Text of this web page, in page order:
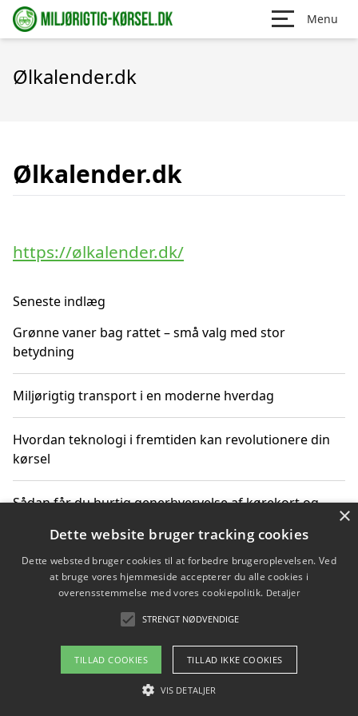
Menu
Ølkalender.dk
Ølkalender.dk
https://ølkalender.dk/
Seneste indlæg
Grønne vaner bag rattet – små valg med stor
betydning
Miljørigtig transport i en moderne hverdag
Hvordan teknologi i fremtiden kan revolutionere din
kørsel
Sådan får du hurtig generhvervelse af kørekort og
Sådan lærer du miljørigtig kørsel hos en køreskole i
Gentofte
Copyright 2026 - Pilanto Aps
Om / kontakt
×
Dette website bruger tracking cookies
Dette websted bruger cookies til at forbedre brugeroplevelsen. Ved
at bruge vores hjemmeside accepterer du alle cookies i
overensstemmelse med vores cookiepolitik. Detaljer
STRENGT NØDVENDIGE
TILLAD COOKIES TILLAD IKKE COOKIES
VIS DETALJER